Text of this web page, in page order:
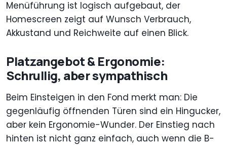
Menüführung ist logisch aufgebaut, der
Homescreen zeigt auf Wunsch Verbrauch,
Akkustand und Reichweite auf einen Blick.
Platzangebot & Ergonomie:
Schrullig, aber sympathisch
Beim Einsteigen in den Fond merkt man: Die
gegenläufig öffnenden Türen sind ein Hingucker,
aber kein Ergonomie-Wunder. Der Einstieg nach
hinten ist nicht ganz einfach, auch wenn die B-